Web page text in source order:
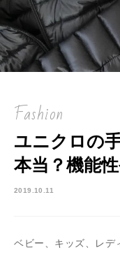
Fashion
ユニクロの
本当？機能
2019.10.11
ベビー、キッズ、レデ